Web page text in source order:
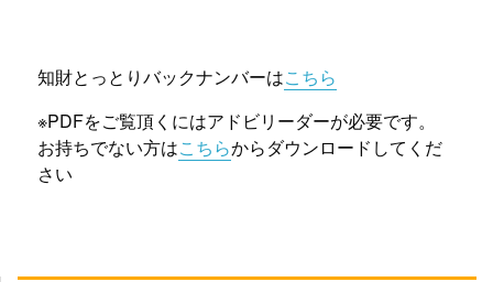
知財とっとりバックナンバーはこちら
※PDFをご覧頂くにはアドビリーダーが必要です。
お持ちでない方はこちらからダウンロードしてくだ
さい